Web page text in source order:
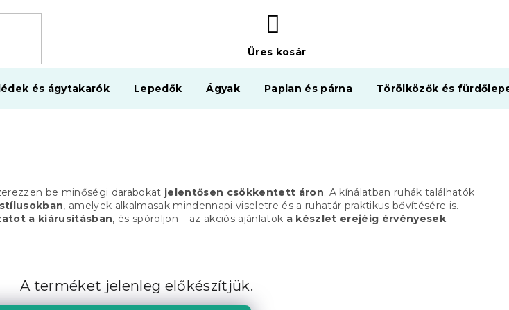
KOSÁR
Üres kosár
és ágytakarók Lepedők Ágyak Paplan és párna Törölközők és
be minőségi darabokat jelentősen csökkentett áron. A kínálatban ruhák találhatók
, amelyek alkalmasak mindennapi viseletre és a ruhatár praktikus bővítésére is.
a kiárusításban, és spóroljon – az akciós ajánlatok a készlet erejéig érvényesek.
A terméket jelenleg előkészítjük.